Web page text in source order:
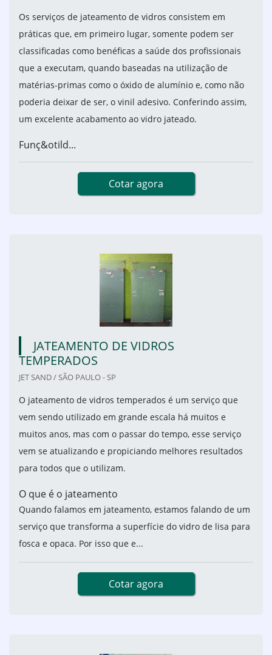
Os serviços de jateamento de vidros consistem em
práticas que, em primeiro lugar, somente podem ser
classificadas como benéficas a saúde dos profissionais
que a executam, quando baseadas na utilização de
matérias-primas como o óxido de alumínio e, como não
poderia deixar de ser, o vinil adesivo. Conferindo assim,
um excelente acabamento ao vidro jateado.
Funç&otild...
Cotar agora
JATEAMENTO DE VIDROS
TEMPERADOS
JET SAND / SÃO PAULO - SP
O jateamento de vidros temperados é um serviço que
vem sendo utilizado em grande escala há muitos e
muitos anos, mas com o passar do tempo, esse serviço
vem se atualizando e propiciando melhores resultados
para todos que o utilizam.
O que é o jateamento
Quando falamos em jateamento, estamos falando de um
serviço que transforma a superfície do vidro de lisa para
fosca e opaca. Por isso que e...
Cotar agora